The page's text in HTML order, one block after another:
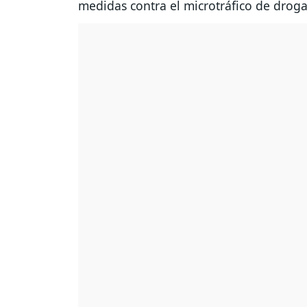
medidas contra el microtráfico de